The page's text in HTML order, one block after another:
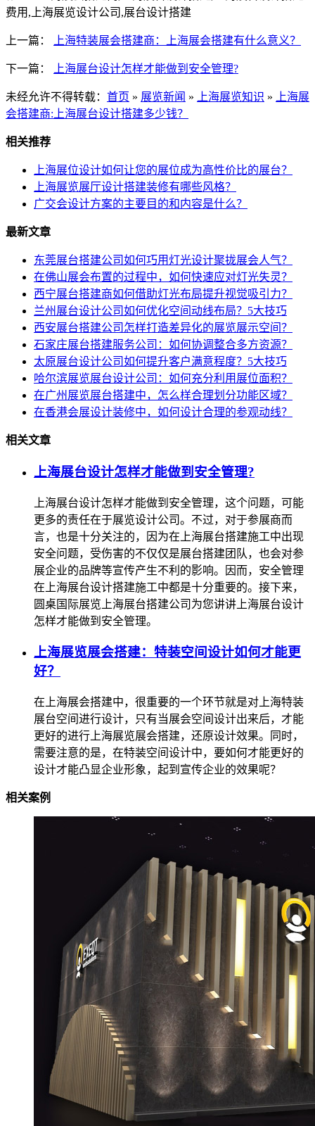
费用,上海展览设计公司,展台设计搭建
上一篇： 上海特装展会搭建商：上海展会搭建有什么意义？
下一篇： 上海展台设计怎样才能做到安全管理?
未经允许不得转载： 首页 » 展览新闻 » 上海展览知识 »
上海展
会搭建商:上海展台设计搭建多少钱？
相关推荐
上海展位设计如何让您的展位成为高性价比的展台？
上海展览展厅设计搭建装修有哪些风格？
广交会设计方案的主要目的和内容是什么？
最新文章
东莞展台搭建公司如何巧用灯光设计聚拢展会人气？
在佛山展会布置的过程中，如何快速应对灯光失灵？
西宁展台搭建商如何借助灯光布局提升视觉吸引力？
兰州展台设计公司如何优化空间动线布局？5大技巧
西安展台搭建公司怎样打造差异化的展览展示空间？
石家庄展台搭建服务公司：如何协调整合多方资源？
太原展台设计公司如何提升客户满意程度？5大技巧
哈尔滨展览展台设计公司：如何充分利用展位面积？
在广州展览展台搭建中，怎么样合理划分功能区域？
在香港会展设计装修中，如何设计合理的参观动线？
相关文章
上海展台设计怎样才能做到安全管理?
上海展台设计怎样才能做到安全管理，这个问题，可能
更多的责任在于展览设计公司。不过，对于参展商而
言，也是十分关注的，因为在上海展台搭建施工中出现
安全问题，受伤害的不仅仅是展台搭建团队，也会对参
展企业的品牌等宣传产生不利的影响。因而，安全管理
在上海展台设计搭建施工中都是十分重要的。接下来，
圆桌国际展览上海展台搭建公司为您讲讲上海展台设计
怎样才能做到安全管理。
上海展览展会搭建：特装空间设计如何才能更
好？
在上海展会搭建中，很重要的一个环节就是对上海特装
展台空间进行设计，只有当展会空间设计出来后，才能
更好的进行上海展览展会搭建，还原设计效果。同时，
需要注意的是，在特装空间设计中，要如何才能更好的
设计才能凸显企业形象，起到宣传企业的效果呢？
相关案例